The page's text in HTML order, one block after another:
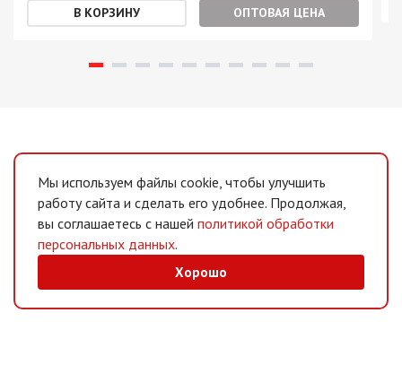
ОПТОВАЯ ЦЕНА
Мы используем файлы cookie, чтобы улучшить
работу сайта и сделать его удобнее. Продолжая,
вы соглашаетесь с нашей политикой обработки
персональных данных.
Хорошо